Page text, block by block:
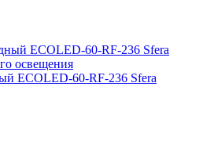
освещения
ECOLED-60-RF-236 Sfera